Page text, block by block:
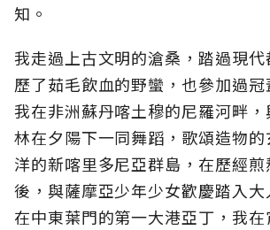
知。
我走過上古文明的滄桑，踏過現
歷了茹毛飲血的野蠻，也參加過冠
我在非洲蘇丹喀土穆的尼羅河畔
林在夕陽下一同舞蹈，歌頌造物
洋的新喀里多尼亞群島，在歷經
後，與薩摩亞少年少女歡慶踏入大
在中東葉門的第一大港亞丁，我